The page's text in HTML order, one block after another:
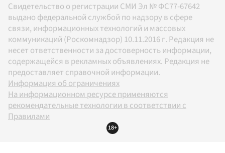
Свидетельство о регистрации СМИ Эл № ФС77-67642
выдано федеральной службой по надзору в сфере
связи, информационных технологий и массовых
коммуникаций (Роскомнадзор) 10.11.2016 г. Редакция не
несет ответственности за достоверность информации,
содержащейся в рекламных объявлениях. Редакция не
предоставляет справочной информации.
Информация об ограничениях
На информационном ресурсе применяются
рекомендательные технологии в соответствии с
Правилами
18+